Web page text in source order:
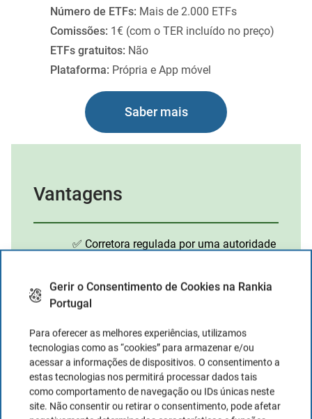
Gerir o Consentimento de Cookies na Rankia
Portugal
Para oferecer as melhores experiências, utilizamos
tecnologias como as “cookies” para armazenar e/ou
acessar a informações de dispositivos. O consentimento a
estas tecnologias nos permitirá processar dados tais
como comportamento de navegação ou IDs únicas neste
site. Não consentir ou retirar o consentimento, pode afetar
Número de ETFs: Mais de 2.000 ETFs
Comissões: 1€ (com o TER incluído no preço)
ETFs gratuitos: Não
Plataforma: Própria e App móvel
Saber mais
Vantagens
✅ Corretora regulada por uma autoridade
✅ Oferta muito ampla de ETFs, com mais
de 2.000 opções disponíveis
investimento automáticos em ETFs e
outros ativos, como ações e criptoativos
✅ Investimento acessível a partir de
valores reduzidos, graças à compra